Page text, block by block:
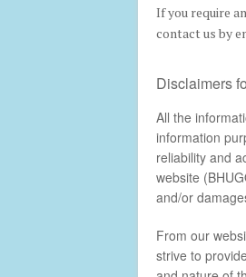
If you require
contact us by
Disclaimers
All the
information
reliability and
website
and/or
From our
strive to